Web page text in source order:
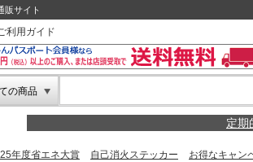
販サイト
利用ガイド
の商品
定期
年度省エネ大賞 自己消火ステッカー お得なキャン